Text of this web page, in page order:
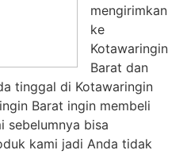
mengirimkan
ke
Kotawaringin
Barat dan
tinggal di Kotawaringin
Barat ingin membeli
sebelumnya bisa
kami jadi Anda tidak